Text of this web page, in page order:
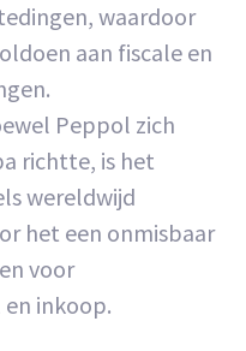
waardoor
aan fiscale en
Peppol zich
richtte, is het
wereldwijd
het een onmisbaar
voor
inkoop.